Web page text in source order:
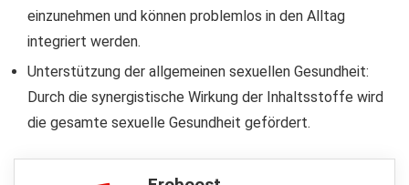
einzunehmen und können problemlos in den Alltag
integriert werden.
Unterstützung der allgemeinen sexuellen Gesundheit:
Durch die synergistische Wirkung der Inhaltsstoffe wird
die gesamte sexuelle Gesundheit gefördert.